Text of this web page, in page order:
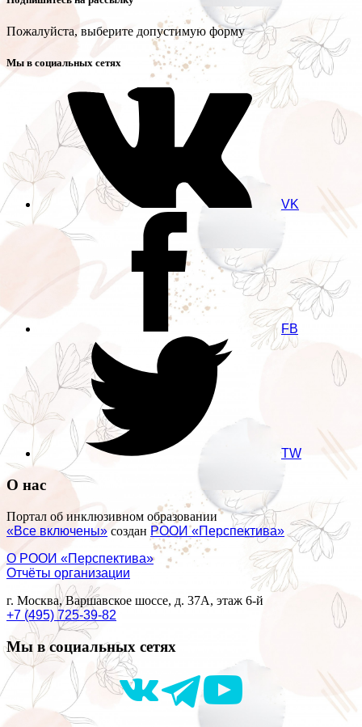
Пожалуйста, выберите допустимую форму
Мы в социальных сетях
VK
FB
TW
О нас
Портал об инклюзивном образовании
«Все включены» создан РООИ «Перспектива»
О РООИ «Перспектива»
Отчёты организации
г. Москва, Варшавское шоссе, д. 37А, этаж 6-й
+7 (495) 725-39-82
Мы в социальных сетях